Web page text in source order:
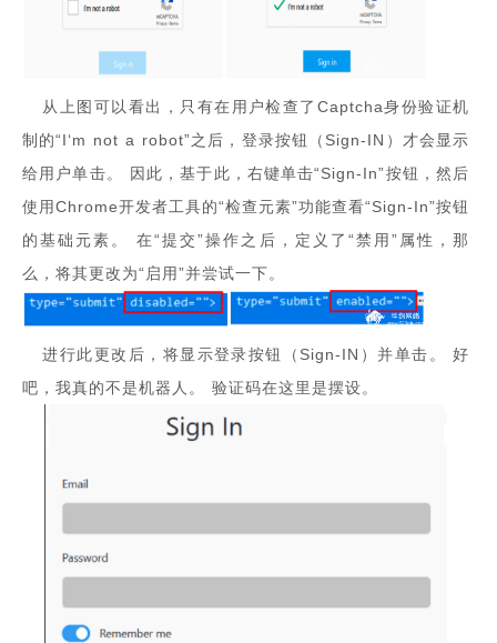
从上图可以看出，只有在用户检查了Captcha身份验证机
制的“I‘m not a robot”之后，登录按钮（Sign-IN）才会显示
给用户单击。 因此，基于此，右键单击“Sign-In”按钮，然后
使用Chrome开发者工具的“检查元素”功能查看“Sign-In”按钮
的基础元素。 在“提交”操作之后，定义了“禁用”属性，那
么，将其更改为“启用”并尝试一下。
进行此更改后，将显示登录按钮（Sign-IN）并单击。 好
吧，我真的不是机器人。 验证码在这里是摆设。